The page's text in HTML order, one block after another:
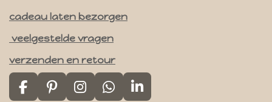
cadeau laten bezorgen
veelgestelde vragen
verzenden en retour
F
P
I
W
L